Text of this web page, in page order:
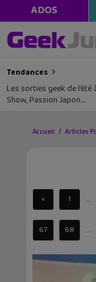
ADOS
Tendances
Les sorties geek de l’été
Show, Passion Japon…
Accueil Articles
« 1 ...
67 68 ...